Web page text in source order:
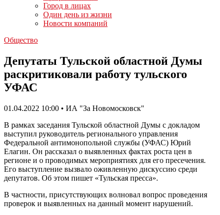
Город в лицах
Один день из жизни
Новости компаний
Общество
Депутаты Тульской областной Думы
раскритиковали работу тульского
УФАС
01.04.2022 10:00 • ИА "За Новомосковск"
В рамках заседания Тульской областной Думы с докладом
выступил руководитель регионального управления
Федеральной антимонопольной службы (УФАС) Юрий
Елагин. Он рассказал о выявленных фактах роста цен в
регионе и о проводимых мероприятиях для его пресечения.
Его выступление вызвало оживленную дискуссию среди
депутатов. Об этом пишет «Тульская пресса».
В частности, присутствующих волновал вопрос проведения
проверок и выявленных на данный момент нарушений.